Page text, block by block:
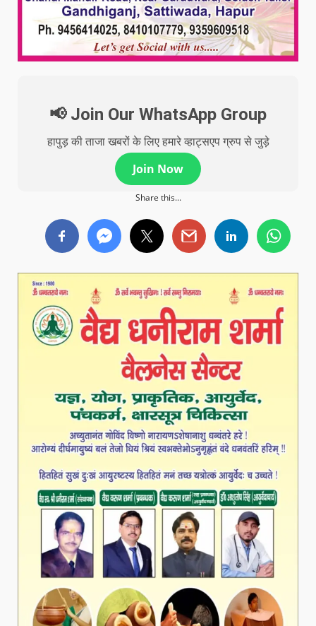
📢 Join Our WhatsApp Group
हापुड़ की ताजा खबरों के लिए हमारे व्हाट्सएप ग्रुप से जुड़े
Join Now
Share this...